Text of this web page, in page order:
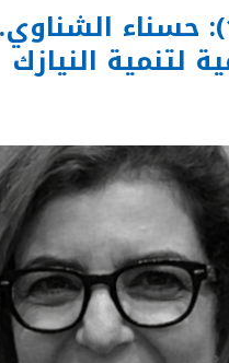
نساء في الواجهة (ح16):
لتنمية النيازك